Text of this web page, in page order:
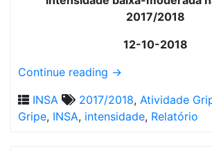
12-10-2018
Continue reading →
INSA
2017/2018, Atividade
Gripe, INSA, intensidade, Relatório